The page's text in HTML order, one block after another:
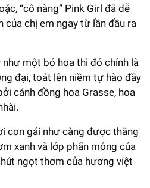
“cô nàng” Pink Girl đã dễ
chị em ngay từ lần đầu ra
như một bó hoa thì đó chính là
đại, toát lên niềm tự hào đầy
cánh đồng hoa Grasse, hoa
con gái như càng được thăng
xanh và lớp phấn mỏng của
ngọt thơm của hương việt